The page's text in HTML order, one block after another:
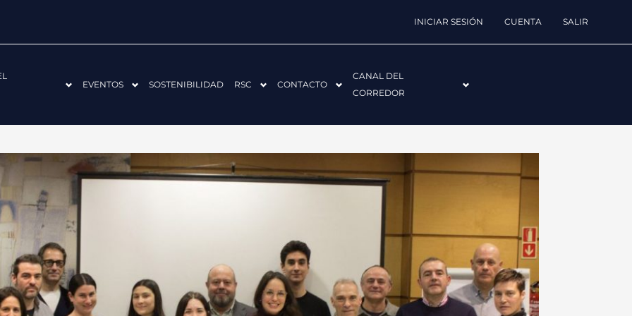
INICIAR SESIÓN CUENTA SALIR
EVENTOS SOSTENIBILIDAD RSC CONTACTO
CANAL DEL
CORREDOR